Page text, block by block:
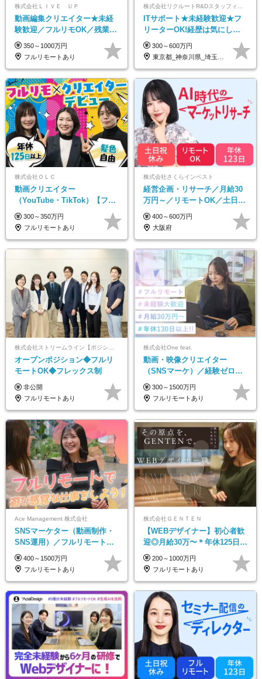
株式会社ＬＩＶＥ ＵＰ
動画編集クリエイター★未経
験歓迎／フルリモOK／残業な
し／年間休日125日／髪・服・
ネイル自由／研修充実で安心
350～1000万円
フルリモートあり
ITサポート★未経験歓迎★フ
リーターOK!経歴は気にしな
くて大丈夫★超大手リクルー
トグループの正社員/sg
300～600万円
東京都_神奈川県_埼玉県_千葉県_大阪府…
株式会社ＯＬＣ
動画クリエイター
（YouTube・TikTok）【フレ
ックス/フルリモ】未経験OK
｜Web研修1年間｜副業OK
300～350万円
フルリモートあり
株式会社さくらインベスト
経営企画・リサーチ／月給30
万円～／リモートOK／土日祝
休み／生成AIを活用できる方
歓迎
400～600万円
大阪府
株式会社ストリームライン【ポジションマッチ登録】
オープンポジション◆フルリ
モートOK◆フレックス制
非公開
フルリモートあり
株式会社One feat.
動画・映像クリエイター
（SNSマーケ）／経験ゼロか
ら一流へ／フルリモートOK／
月給30万円～／年休130日以上
300～1500万円
フルリモートあり
Ace Management 株式会社
SNSマーケター（動画制作・
SNS運用）／フルリモートOK
／未経験歓迎【モットーは…
遊び感覚で仕事をする♪】
400～1500万円
フルリモートあり
株式会社ＧＥＮＴＥＮ
【WEBデザイナー】初⼼者歓
迎◎⽉給30万〜＊年休125⽇＊
在宅OK＆研修あり＊フレック
ス
200～1000万円
フルリモートあり